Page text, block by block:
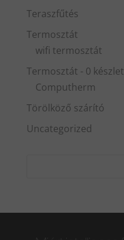
Teraszfűtés
Termosztát
wifi termosztát
Termosztát - 0 készlet
Computherm
Törölköző szárító
Uncategorized